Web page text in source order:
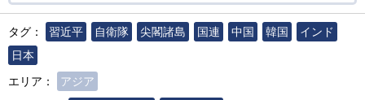
タグ： 習近平 自衛隊 尖閣諸島 国連 中国 韓国
インド
日本
エリア：
アジア